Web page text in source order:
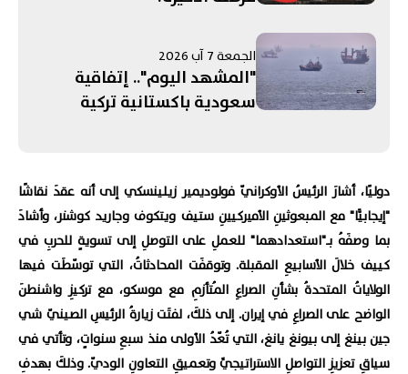
الجمعة 7 آب 2026
"المشهد اليوم".. إتفاقية
سعودية باكستانية تركية
الأميركية.. ومفاوضات روما
تنتهي بلا "نتائج حاسمة"
دوليًا، أشارَ الرئيسُ الأوكرانيّ فولوديمير زيلينسكي إلى أنه عقدَ نقاشًا
"إيجابيًّا" مع المبعوثينِ الأميركيينِ ستيف ويتكوف وجاريد كوشنر، وأشادَ
بما وصفَهُ بـ"استعدادهما" للعملِ على التوصلِ إلى تسويةٍ للحربِ في
كييف خلالَ الأسابيعِ المقبلة. وتوقفَت المحادثاتُ، التي توسّطَت فيها
الولاياتُ المتحدةُ بشأنِ الصراعِ المُتأزمِ مع موسكو، مع تركيزِ واشنطنَ
الواضح على الصراعِ في إيران. إلى ذلكَ، لفتَت زيارةُ الرئيسِ الصينيّ شي
جين بينغ إلى بيونغ يانغ، التي تُعّدُ الأولى منذ سبعِ سنواتٍ، وتأتي في
سياقِ تعزيزِ التواصلِ الاستراتيجيِّ وتعميقِ التعاونِ الوديّ. وذلكَ بهدفِ